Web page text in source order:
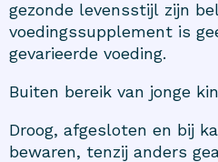
gezonde levensstijl zijn
voedingssupplement is
gevarieerde voeding.
Buiten bereik van jonge
Droog, afgesloten en bij
bewaren, tenzij anders